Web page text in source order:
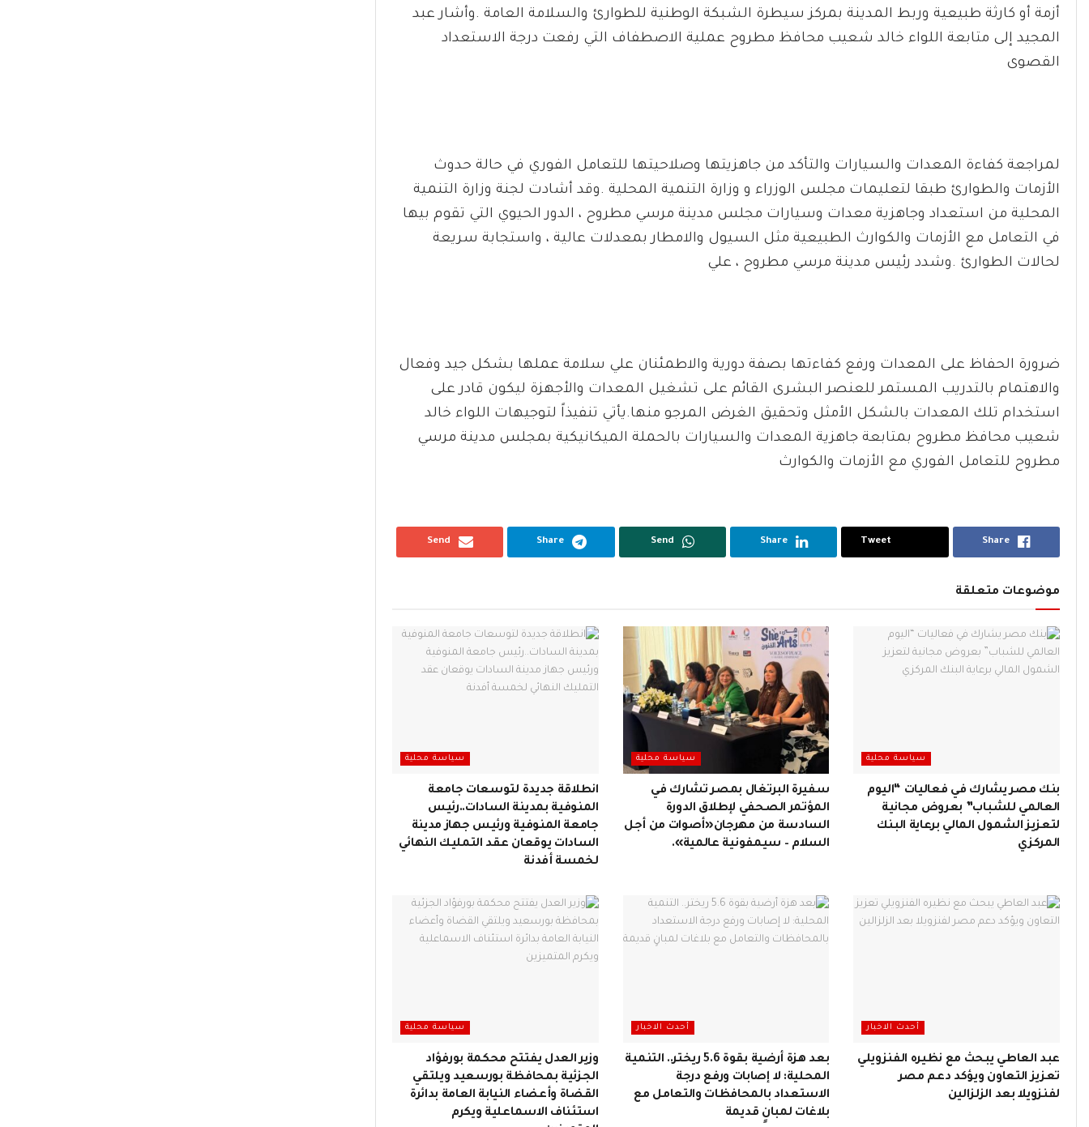
أزمة أو كارثة طبيعية وربط المدينة بمركز سيطرة الشبكة الوطنية للطوارئ والسلامة العامة .وأشار عبد
المجيد إلى متابعة اللواء خالد شعيب محافظ مطروح عملية الاصطفاف التي رفعت درجة الاستعداد
القصوى
لمراجعة كفاءة المعدات والسيارات والتأكد من جاهزيتها وصلاحيتها للتعامل الفوري في حالة حدوث
الأزمات والطوارئ طبقا لتعليمات مجلس الوزراء و وزارة التنمية المحلية .وقد أشادت لجنة وزارة التنمية
المحلية من استعداد وجاهزية معدات وسيارات مجلس مدينة مرسي مطروح ، الدور الحيوي التي تقوم بيها
في التعامل مع الأزمات والكوارث الطبيعية مثل السيول والامطار بمعدلات عالية ، واستجابة سريعة
لحالات الطوارئ .وشدد رئيس مدينة مرسي مطروح ، علي
ضرورة الحفاظ على المعدات ورفع كفاءتها بصفة دورية والاطمئنان علي سلامة عملها بشكل جيد وفعال
والاهتمام بالتدريب المستمر للعنصر البشرى القائم على تشغيل المعدات والأجهزة ليكون قادر على
استخدام تلك المعدات بالشكل الأمثل وتحقيق الغرض المرجو منها.يأتي تنفيذاً لتوجيهات اللواء خالد
شعيب محافظ مطروح بمتابعة جاهزية المعدات والسيارات بالحملة الميكانيكية بمجلس مدينة مرسي
مطروح للتعامل الفوري مع الأزمات والكوارث
Share
Tweet
Share
Send
Share
Send
موضوعات متعلقة
سياسة محلية
بنك مصر يشارك في فعاليات “اليوم
العالمي للشباب” بعروض مجانية
لتعزيز الشمول المالي برعاية البنك
المركزي
سياسة محلية
سفيرة البرتغال بمصر تشارك في
المؤتمر الصحفي لإطلاق الدورة
السادسة من مهرجان«أصوات من أجل
السلام – سيمفونية عالمية».
سياسة محلية
انطلاقة جديدة لتوسعات جامعة
المنوفية بمدينة السادات..رئيس
جامعة المنوفية ورئيس جهاز مدينة
السادات يوقعان عقد التمليك النهائي
لخمسة أفدنة
أحدث الاخبار
عبد العاطي يبحث مع نظيره الفنزويلي
تعزيز التعاون ويؤكد دعم مصر
لفنزويلا بعد الزلزالين
أحدث الاخبار
بعد هزة أرضية بقوة 5.6 ريختر.. التنمية
المحلية: لا إصابات ورفع درجة
الاستعداد بالمحافظات والتعامل مع
بلاغات لمبانٍ قديمة
سياسة محلية
وزير العدل يفتتح محكمة بورفؤاد
الجزئية بمحافظة بورسعيد ويلتقي
القضاة وأعضاء النيابة العامة بدائرة
استئناف الاسماعلية ويكرم